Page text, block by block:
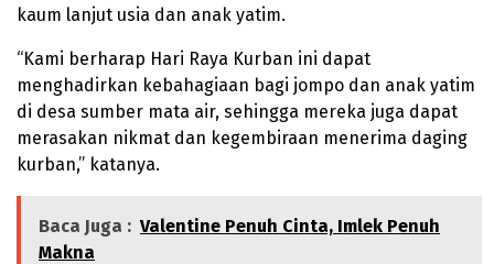
kaum lanjut usia dan anak yatim.
“Kami berharap Hari Raya Kurban ini dapat
menghadirkan kebahagiaan bagi jompo dan anak yatim
di desa sumber mata air, sehingga mereka juga dapat
merasakan nikmat dan kegembiraan menerima daging
kurban,” katanya.
Baca Juga : Valentine Penuh Cinta, Imlek Penuh
Makna